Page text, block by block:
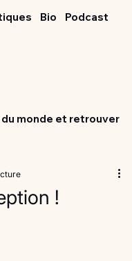
Podcast
Bio
monde et retrouver
!